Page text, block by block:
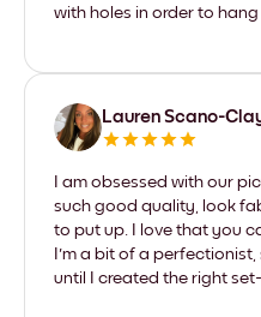
with holes in order to hang
Lauren Scano-
I am obsessed with our
such good quality, look
to put up. I love that you
I'm a bit of a
until I created the right